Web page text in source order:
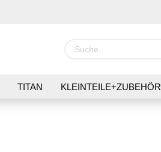
TITAN KLEINTEILE+ZUBEHÖR